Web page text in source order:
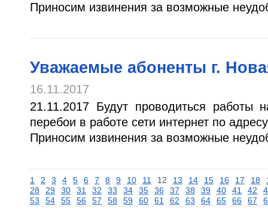
Приносим извинения за возможные
Уважаемые абоненты г.
16.11.2017
21.11.2017 Будут проводиться работы
перебои в работе сети интернет по
Приносим извинения за возможные
1 2 3 4 5 6 7 8 9 10 11 12 13 14 15 16 17 18
28
29 30 31 32 33 34 35 36 37 38 39 40 41 42
53
54 55 56 57 58 59 60 61 62 63 64 65 66 67